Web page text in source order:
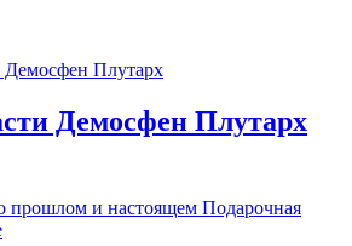
Демосфен Плутарх